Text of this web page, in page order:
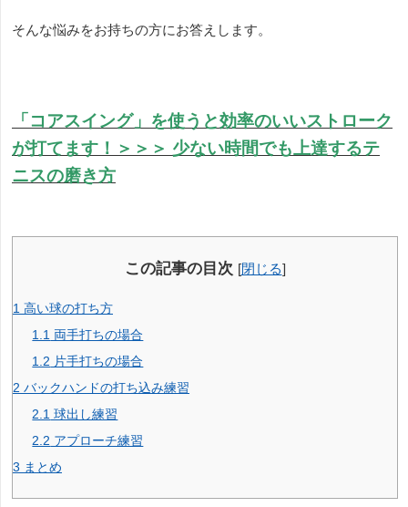
そんな悩みをお持ちの方にお答えします。
「コアスイング」を使うと効率のいいストローク
が打てます！＞＞＞ 少ない時間でも上達するテ
ニスの磨き方
この記事の目次 [閉じる]
1 高い球の打ち方
1.1 両手打ちの場合
1.2 片手打ちの場合
2 バックハンドの打ち込み練習
2.1 球出し練習
2.2 アプローチ練習
3 まとめ